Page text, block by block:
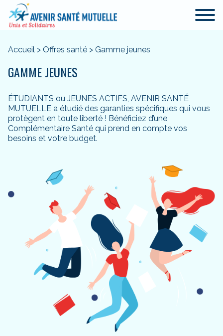
Accueil > Offres santé > Gamme jeunes
GAMME JEUNES
ÉTUDIANTS ou JEUNES ACTIFS, AVENIR SANTÉ
MUTUELLE a étudié des garanties spécifiques qui vous
protègent en toute liberté ! Bénéficiez d’une
Complémentaire Santé qui prend en compte vos
besoins et votre budget.